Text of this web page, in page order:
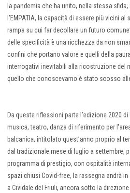
la pandemia che ha unito, nella stessa
l’EMPATIA, la capacità di essere più vicini al
rampa su cui far decollare un futuro
delle specificità è una ricchezza da non
confini che portano valore e quelli della
interrogativi inevitabili alla ricostruzione del
quello che conoscevamo è stato scosso
Da queste riflessioni parte l’edizione 2020
musica, teatro, danza di riferimento per
balcanica, intitolato quest’anno proprio al
dal tradizionale mese di luglio a settembre,
programma di prestigio, con ospitalità
spazi chiusi Covid-free, la rassegna andrà
a Cividale del Friuli, ancora sotto la